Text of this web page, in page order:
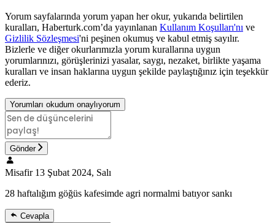
Yorum sayfalarında yorum yapan her okur, yukarıda belirtilen
kuralları, Haberturk.com’da yayınlanan Kullanım Koşulları'nı ve
Gizlilik Sözleşmesi'ni peşinen okumuş ve kabul etmiş sayılır.
Bizlerle ve diğer okurlarımızla yorum kurallarına uygun
yorumlarınızı, görüşlerinizi yasalar, saygı, nezaket, birlikte yaşama
kuralları ve insan haklarına uygun şekilde paylaştığınız için teşekkür
ederiz.
Yorumları okudum onaylıyorum
Gönder
Misafir 13 Şubat 2024, Salı
28 haftalığım göğüs kafesimde agri normalmi batıyor sankı
Cevapla